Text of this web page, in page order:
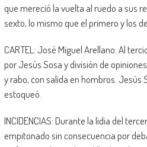
que mereció la vuelta al ruedo a sus
sexto, lo mismo que el primero y los
CARTEL: José Miguel Arellano: Al
por Jesús Sosa y división de
y rabo, con salida en hombros. Jesús
estoqueó.
INCIDENCIAS: Durante la lidia del
empitonado sin consecuencia por